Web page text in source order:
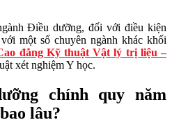
Điều dưỡng, đối với điều kiện
một số chuyên ngành khác khối
đẳng Kỹ thuật Vật lý trị liệu –
xét nghiệm Y học.
chính quy năm
lâu?